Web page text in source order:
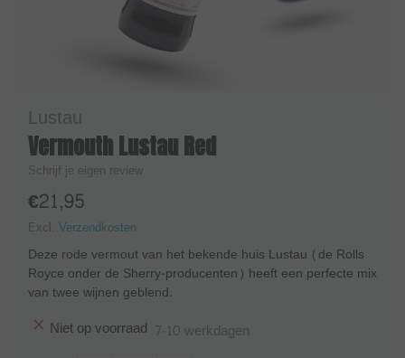
Lustau
Vermouth Lustau Red
Schrijf je eigen review
€21,95
Excl. Verzendkosten
Deze rode vermout van het bekende huis Lustau (de Rolls
Royce onder de Sherry-producenten) heeft een perfecte mix
van twee wijnen geblend.
Niet op voorraad 7-10 werkdagen